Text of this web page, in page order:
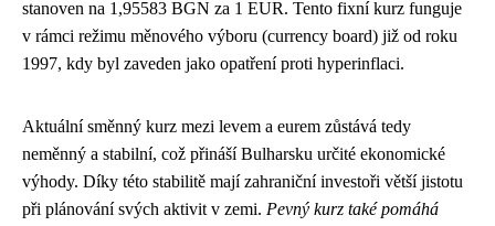
stanoven na 1,95583 BGN za 1 EUR. Tento fixní kurz funguje
v rámci režimu měnového výboru (currency board) již od roku
1997, kdy byl zaveden jako opatření proti hyperinflaci.
Aktuální směnný kurz mezi levem a eurem zůstává tedy
neměnný a stabilní, což přináší Bulharsku určité ekonomické
výhody. Díky této stabilitě mají zahraniční investoři větší jistotu
při plánování svých aktivit v zemi. Pevný kurz také pomáhá